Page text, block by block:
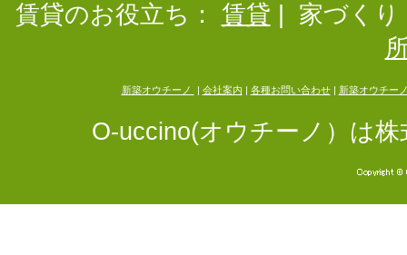
賃貸のお役立ち：
賃貸
家づくり
新築オウチーノ 会社案内 各種お問い合わせ| 新築オウチー
O-uccino(オウチーノ）は